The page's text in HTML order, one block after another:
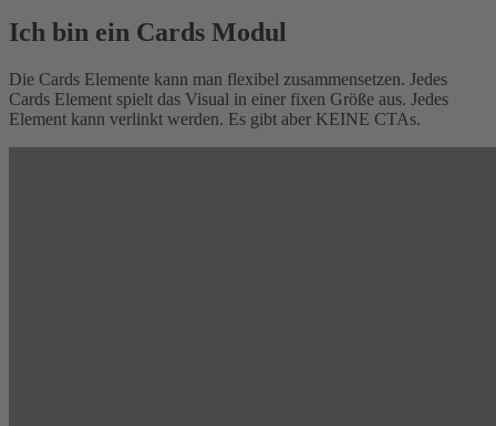
Ich bin ein Cards Modul
Die Cards Elemente kann man flexibel zusammensetzen. Jedes
Cards Element spielt das Visual in einer fixen Größe aus. Jedes
Element kann verlinkt werden. Es gibt aber KEINE CTAs.